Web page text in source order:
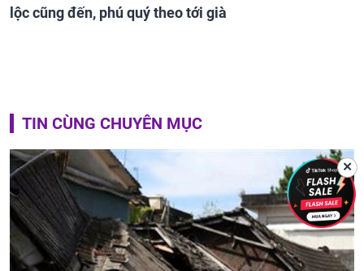
lộc cũng đến, phú quý theo tới già
TIN CÙNG CHUYÊN MỤC
✕